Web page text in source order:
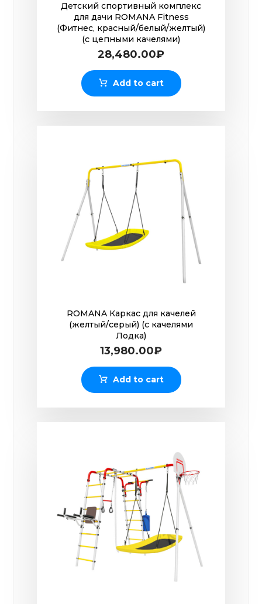
Детский спортивный комплекс
для дачи ROMANA Fitness
(Фитнес, красный/белый/желтый)
(с цепными качелями)
28,480.00₽
Add to cart
ROMANA Каркас для качелей
(желтый/серый) (с качелями
Лодка)
13,980.00₽
Add to cart